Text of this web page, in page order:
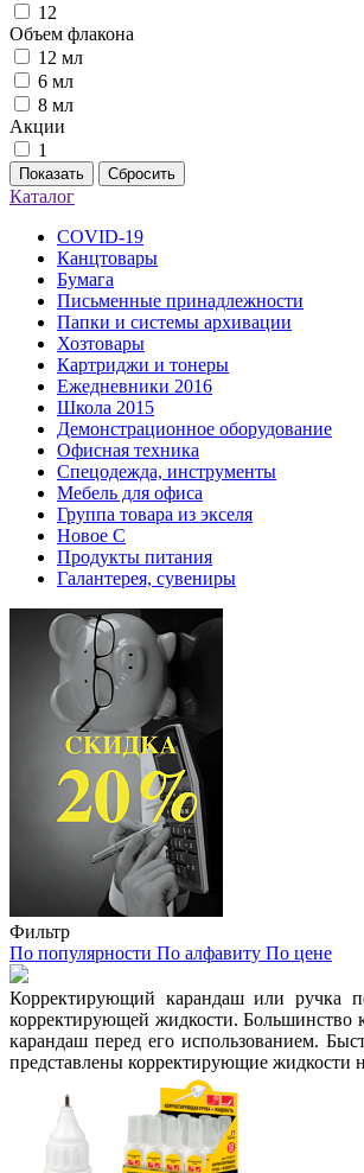
12
Объем флакона
12 мл
6 мл
8 мл
Акции
1
Показать Сбросить
Каталог
COVID-19
Канцтовары
Бумага
Письменные принадлежности
Папки и системы архивации
Хозтовары
Картриджи и тонеры
Ежедневники 2016
Школа 2015
Демонстрационное оборудование
Офисная техника
Спецодежда, инструменты
Мебель для офиса
Группа товара из экселя
Новое С
Продукты питания
Галантерея, сувениры
Фильтр
По популярности По алфавиту По цене
Корректирующий карандаш или ручка
корректирующей жидкости. Большинство
карандаш перед его использованием.
представлены корректирующие жидкости